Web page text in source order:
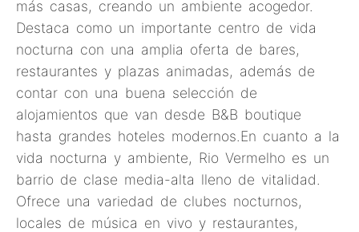
más casas, creando un ambiente acogedor.
Destaca como un importante centro de vida
nocturna con una amplia oferta de bares,
restaurantes y plazas animadas, además de
contar con una buena selección de
alojamientos que van desde B&B boutique
hasta grandes hoteles modernos.En cuanto a la
vida nocturna y ambiente, Rio Vermelho es un
barrio de clase media-alta lleno de vitalidad.
Ofrece una variedad de clubes nocturnos,
locales de música en vivo y restaurantes,